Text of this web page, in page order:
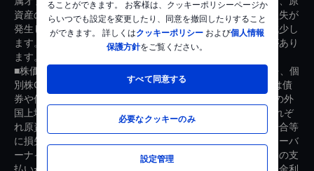
ることができます。 お客様は、クッキーポリシーページか
らいつでも設定を変更したり、同意を撤回したりすること
ができます。 詳しくはクッキーポリシー および個人情報
保護方針をご覧ください。
すべて同意する
必要なクッキーのみ
設定管理
資産の値動きやその変動率に対する予測を誤った場合等に損失が
発生します。また、オプションの価値は時間の経過により減少し
ます。また、オプションの売り側は権利行使に応える義務があり
ます。
■株価指数CFD取引は株価指数や株価指数を対象としたETFを、個
別株CFD取引は個別株や個別株関連のETFを、債券CFD取引は債
券や債券を対象としたETFを、その他証券CFD取引はその他の外
国上場株式関連ETF等を、商品CFD取引は商品先物取引をそれぞ
れ原資産とし、それらの価格の変動に対する予測を誤った場合等
に損失が発生します。また、建玉や売買の状況によってはオーバ
ーナイト金利、キャリングコスト、借入金利、配当等調整金の支